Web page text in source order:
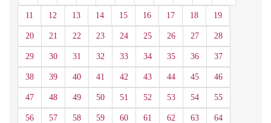
11 12 13 14 15 16 17 18 19
20 21 22 23 24 25 26 27 28
29 30 31 32 33 34 35 36 37
38 39 40 41 42 43 44 45 46
47 48 49 50 51 52 53 54 55
56 57 58 59 60 61 62 63 64